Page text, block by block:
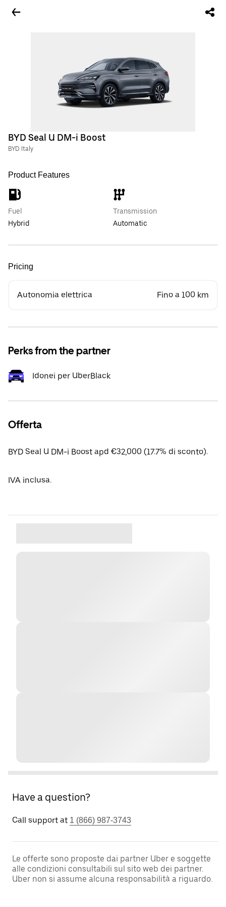
BYD Seal U DM-i Boost
BYD Italy
Product Features
Fuel
Hybrid
Transmission
Automatic
Pricing
Autonomia elettrica Fino a 100 km
Perks from the partner
Idonei per UberBlack
Offerta
BYD Seal U DM-i Boost apd €32,000 (17.7% di sconto).
IVA inclusa.
Have a question?
Call support at 1 (866) 987-3743
Le offerte sono proposte dai partner Uber e soggette
alle condizioni consultabili sul sito web dei partner.
Uber non si assume alcuna responsabilità a riguardo.